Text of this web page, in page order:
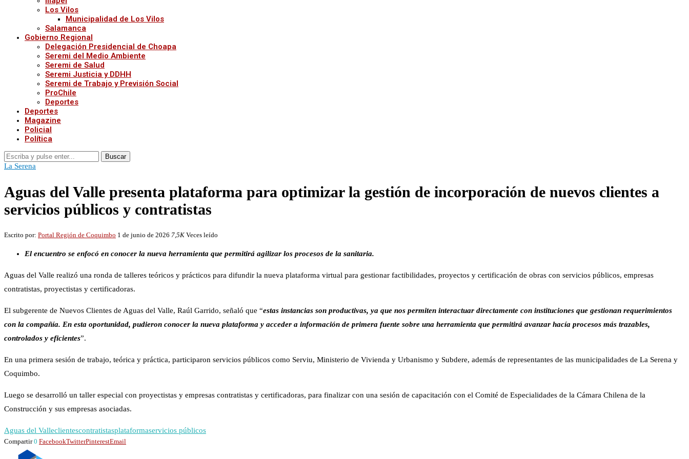
Los Vilos
Municipalidad de Los Vilos
Salamanca
Gobierno Regional
Delegación Presidencial de Choapa
Seremi del Medio Ambiente
Seremi de Salud
Seremi Justicia y DDHH
Seremi de Trabajo y Previsión Social
ProChile
Deportes
Deportes
Magazine
Policial
Política
Buscar
La Serena
Aguas del Valle presenta plataforma para optimizar la gestión de incorporación de nuevos clientes a
servicios públicos y contratistas
Escrito por: Portal Región de Coquimbo 1 de junio de 2026 7,5K Veces leído
El encuentro se enfocó en conocer la nueva herramienta que permitirá agilizar los procesos de la sanitaria.
Aguas del Valle realizó una ronda de talleres teóricos y prácticos para difundir la nueva plataforma virtual para gestionar factibilidades, proyectos y certificación de obras con servicios públicos, empresas
contratistas, proyectistas y certificadoras.
El subgerente de Nuevos Clientes de Aguas del Valle, Raúl Garrido, señaló que “estas instancias son productivas, ya que nos permiten interactuar directamente con instituciones que gestionan requerimientos
con la compañía. En esta oportunidad, pudieron conocer la nueva plataforma y acceder a información de primera fuente sobre una herramienta que permitirá avanzar hacía procesos más trazables,
controlados y eficientes”.
En una primera sesión de trabajo, teórica y práctica, participaron servicios públicos como Serviu, Ministerio de Vivienda y Urbanismo y Subdere, además de representantes de las municipalidades de La Serena y
Coquimbo.
Luego se desarrolló un taller especial con proyectistas y empresas contratistas y certificadoras, para finalizar con una sesión de capacitación con el Comité de Especialidades de la Cámara Chilena de la
Construcción y sus empresas asociadas.
Aguas del Valleclientescontratistasplataformaservicios públicos
Compartir 0 FacebookTwitterPinterestEmail